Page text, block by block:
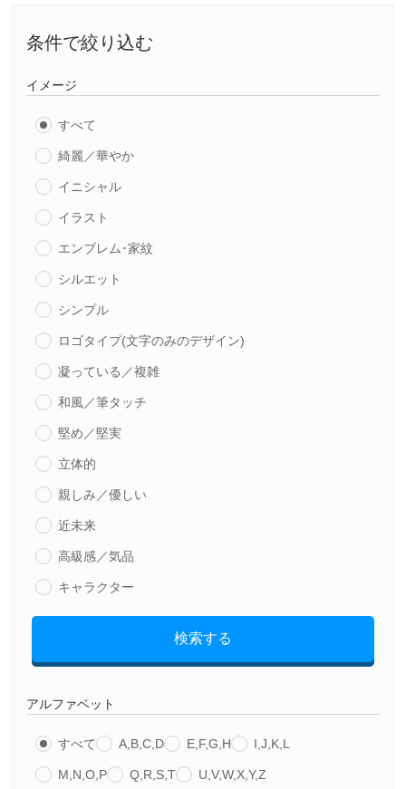
条件で絞り込む
イメージ
すべて
綺麗／華やか
イニシャル
イラスト
エンブレム･家紋
シルエット
シンプル
ロゴタイプ(文字のみのデザイン)
凝っている／複雑
和風／筆タッチ
堅め／堅実
立体的
親しみ／優しい
近未来
高級感／気品
キャラクター
検索する
アルファベット
すべて A,B,C,D E,F,G,H I,J,K,L
M,N,O,P Q,R,S,T U,V,W,X,Y,Z